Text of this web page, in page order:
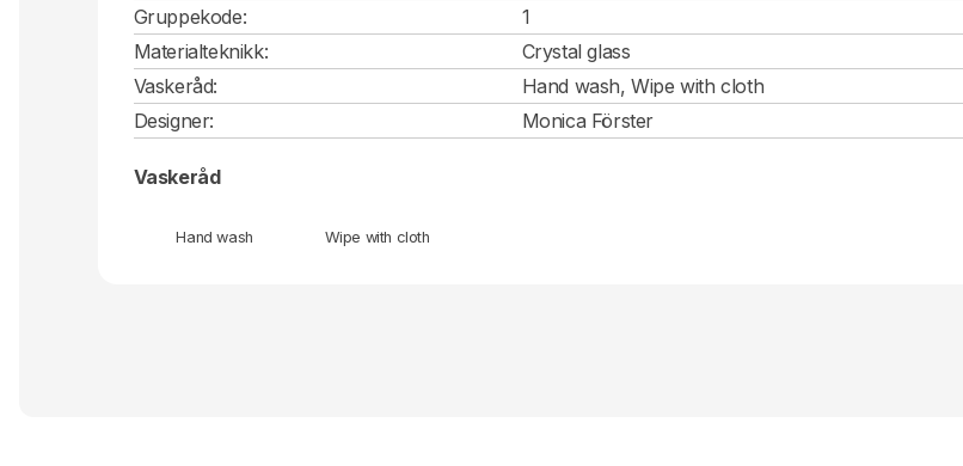
Gruppekode:
1
Materialteknikk:
Crystal glass
Vaskeråd:
Hand wash, Wipe with cloth
Designer:
Monica Förster
Vaskeråd
Hand wash Wipe with cloth